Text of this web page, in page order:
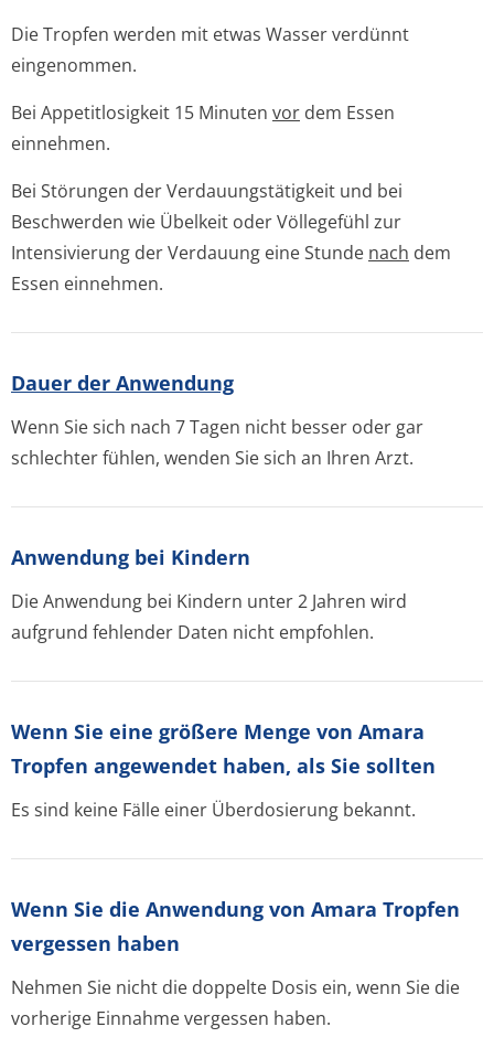
Die Tropfen werden mit etwas Wasser verdünnt
eingenommen.
Bei Appetitlosigkeit 15 Minuten vor dem Essen
einnehmen.
Bei Störungen der Verdauungstätigkeit und bei
Beschwerden wie Übelkeit oder Völlegefühl zur
Intensivierung der Verdauung eine Stunde nach dem
Essen einnehmen.
Dauer der Anwendung
Wenn Sie sich nach 7 Tagen nicht besser oder gar
schlechter fühlen, wenden Sie sich an Ihren Arzt.
Anwendung bei Kindern
Die Anwendung bei Kindern unter 2 Jahren wird
aufgrund fehlender Daten nicht empfohlen.
Wenn Sie eine größere Menge von Amara
Tropfen angewendet haben, als Sie sollten
Es sind keine Fälle einer Überdosierung bekannt.
Wenn Sie die Anwendung von Amara Tropfen
vergessen haben
Nehmen Sie nicht die doppelte Dosis ein, wenn Sie die
vorherige Einnahme vergessen haben.